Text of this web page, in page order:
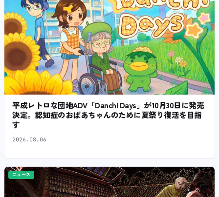
平成レトロな団地ADV「Danchi Days」が10月30日に発売
決定。認知症のおばあちゃんのために夏祭り復活を目指
す
2026.08.06
ニュース